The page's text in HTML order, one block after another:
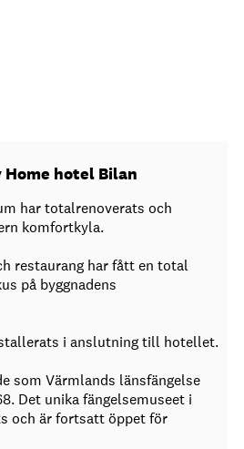
Home hotel Bilan
har totalrenoverats och
komfortkyla.
restaurang har fått en total
på byggnadens
i anslutning till hotellet.
som Värmlands länsfängelse
Det unika fängelsemuseet i
och är fortsatt öppet för